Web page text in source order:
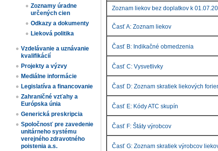
Zoznamy úradne
určených cien​
Odkazy a dokumenty
Lieková politika
Vzdelávanie a uznávanie
kvalifikácií
Projekty a výzvy
Mediálne informácie
Legislatíva a financovanie
Zahraničné vzťahy a
Európska únia
Generická preskripcia
Spoločnosť pre zavedenie
unitárneho systému
verejného zdravotného
poistenia a.s.
Zoznam liekov bez doplatkov k
Časť A: Zoznam liekov
Časť B: Indikačné obmedzenia
Časť C: Vysvetlivky
Časť D: Zoznam skratiek liekových
Časť E: Kódy ATC skupín
Časť F: Štáty výrobcov
Časť G: Zoznam skratiek výrobcov